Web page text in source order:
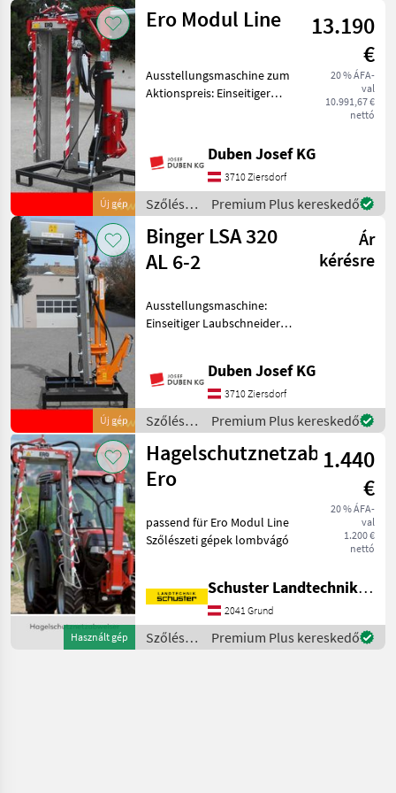
Orizzonti
Új gép
Ero Modul Line
13.190
€
20 % ÁFA-
val
10.991,67 €
nettó
Ausstellungsmaschine zum
Aktionspreis: Einseitiger
Edelstahlmesser,
Schnittlänge 165 cm,
Hubrahmen mit 800 mm
Hub und hydraul
Duben Josef KG
3710 Ziersdorf
Szőlészeti
gépek /
Ero
Premium Plus kereskedő
Új gép
Binger LSA 320
AL 6-2
Ár
kérésre
Ausstellungsmaschine:
Einseitiger Laubschneider L-
Schnittlänge 152 cm,
waagrechter Balken 90°
abklappbar,
Anfahrsicherung, Abstellr
Duben Josef KG
3710 Ziersdorf
Szőlészeti
gépek /
Binger
Premium Plus kereskedő
Használt gép
Hagelschutznetzabweiser
Ero
1.440
€
20 % ÁFA-
val
1.200 €
nettó
passend für Ero Modul Line
Szőlészeti gépek lombvágó
Schuster Landtechnik Grund
2041 Grund
Szőlészeti
gépek /
Premium Plus kereskedő